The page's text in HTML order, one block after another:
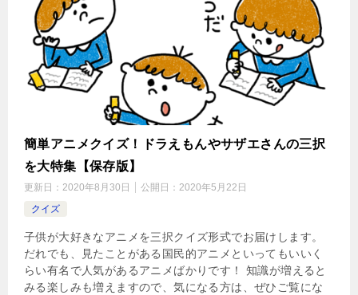
簡単アニメクイズ！ドラえもんやサザエさんの三択
を大特集【保存版】
更新日： 2020年8月30日 公開日： 2020年5月22日
クイズ
子供が大好きなアニメを三択クイズ形式でお届けします。
だれでも、見たことがある国民的アニメといってもいいく
らい有名で人気があるアニメばかりです！ 知識が増えると
みる楽しみも増えますので、気になる方は、ぜひご覧にな